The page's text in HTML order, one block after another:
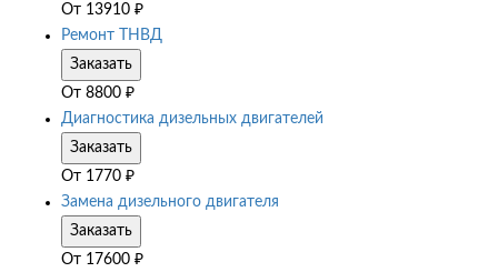
От 13910 ₽
Ремонт ТНВД
Заказать
От 8800 ₽
Диагностика дизельных двигателей
Заказать
От 1770 ₽
Замена дизельного двигателя
Заказать
От 17600 ₽